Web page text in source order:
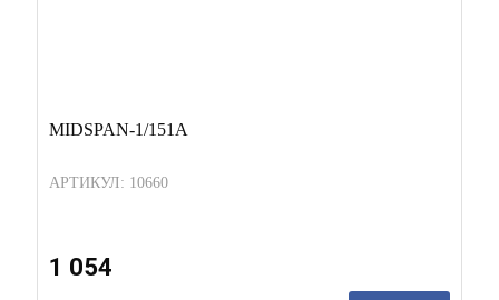
MIDSPAN-1/151A
АРТИКУЛ: 10660
1 054